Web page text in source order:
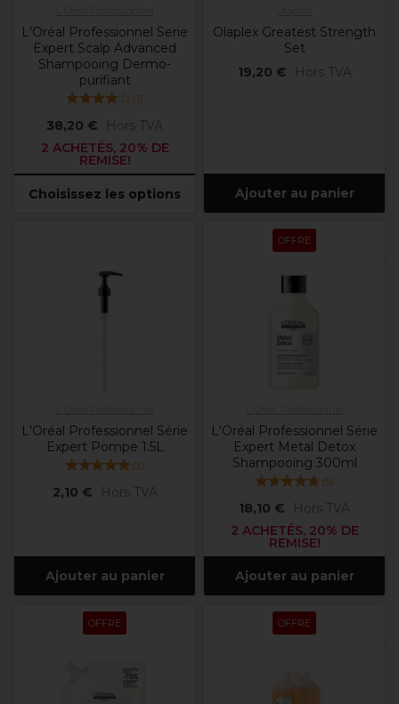
L'Oréal Professionnel Serie
Expert Scalp Advanced
Shampooing Dermo-
purifiant
(1)
38,20 €
Hors TVA
2 ACHETÉS, 20% DE
REMISE!
Choisissez les options
Olaplex Greatest Strength
Set
19,20 €
Hors TVA
Ajouter au panier
L'Oréal Professionnel Série
Expert Pompe 1.5L
(3)
2,10 € Hors TVA
Ajouter au panier
OFFRE
L'Oréal Professionnel Série
Expert Metal Detox
Shampooing 300ml
(5)
18,10 €
Hors TVA
2 ACHETÉS, 20% DE
REMISE!
Ajouter au panier
OFFRE OFFRE